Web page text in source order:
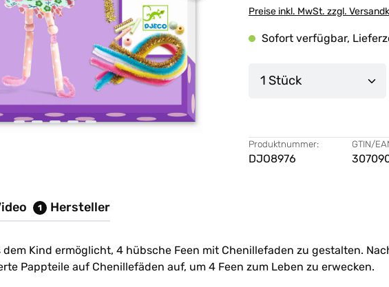
Preise inkl. MwSt. zzgl.
Sofort verfügbar,
Produkt Anzahl:
Produktnummer:
DJO8976
GTIN/
1 Hersteller
Kind ermöglicht, 4 hübsche Feen mit Chenillefaden zu gestalten.
Pappteile auf Chenillefäden auf, um 4 Feen zum Leben zu erwecken.